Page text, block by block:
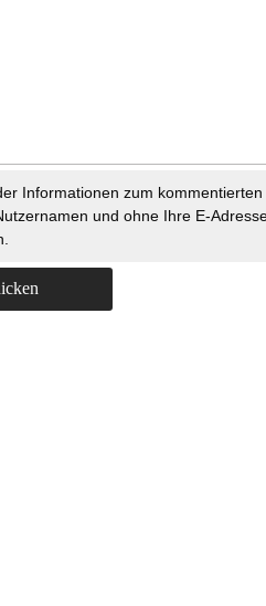
Informationen zum
und ohne Ihre E-